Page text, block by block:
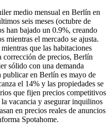
medio mensual en Berlín en
seis meses (octubre de
han bajado un 0.9%, creando
mientras el mercado se ajusta.
que las habitaciones
corrección de precios, Berlín
sólido con una demanda
publicar en Berlín es mayo de
el 14% y las propiedades se
que fijen precios competitivos
vacancia y asegurar inquilinos
en precios reales de anuncios
Spotahome.